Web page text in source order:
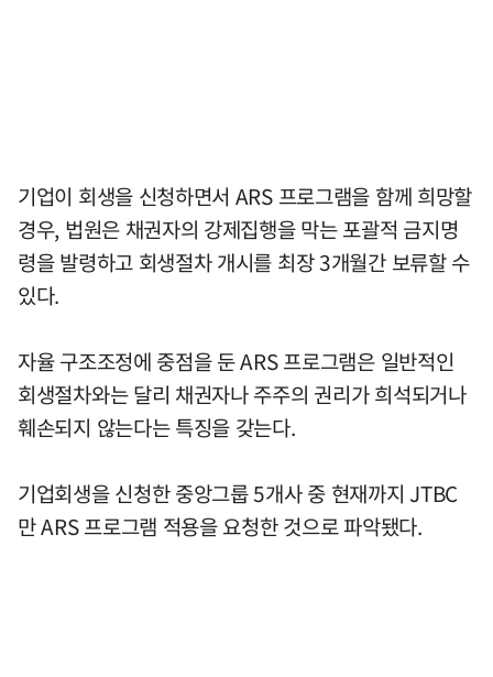
기업이 회생을 신청하면서 ARS 프로그램을 함께 희망할
경우, 법원은 채권자의 강제집행을 막는 포괄적 금지명
령을 발령하고 회생절차 개시를 최장 3개월간 보류할 수
있다.
자율 구조조정에 중점을 둔 ARS 프로그램은 일반적인
회생절차와는 달리 채권자나 주주의 권리가 희석되거나
훼손되지 않는다는 특징을 갖는다.
기업회생을 신청한 중앙그룹 5개사 중 현재까지 JTBC
만 ARS 프로그램 적용을 요청한 것으로 파악됐다.